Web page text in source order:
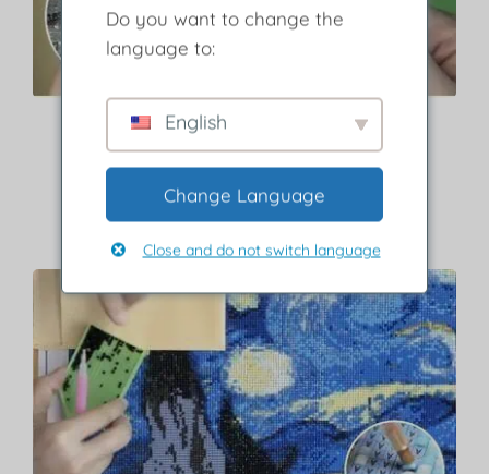
Étape 2
Retirez le film protecteur.
Utilisez la légende pour repérer la couleur des diamants
Do you want to change the
language to:
English
Change Language
Close and do not switch language